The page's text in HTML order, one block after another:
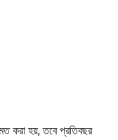
করা হয়, তবে প্রতিবছর